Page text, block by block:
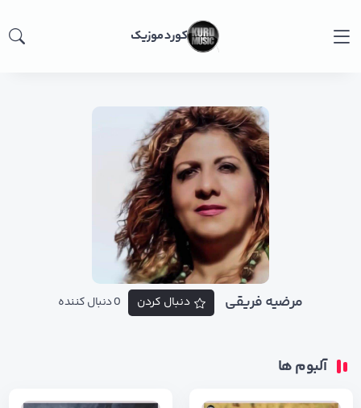
کورد موزیک
مرضیه فریقی دنبال کردن 0 دنبال کننده
آلبوم ها